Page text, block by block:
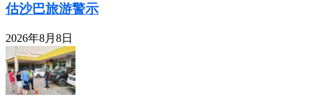
估沙巴旅游警示
2026年8月8日